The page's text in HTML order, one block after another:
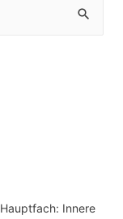
Hauptfach: Innere